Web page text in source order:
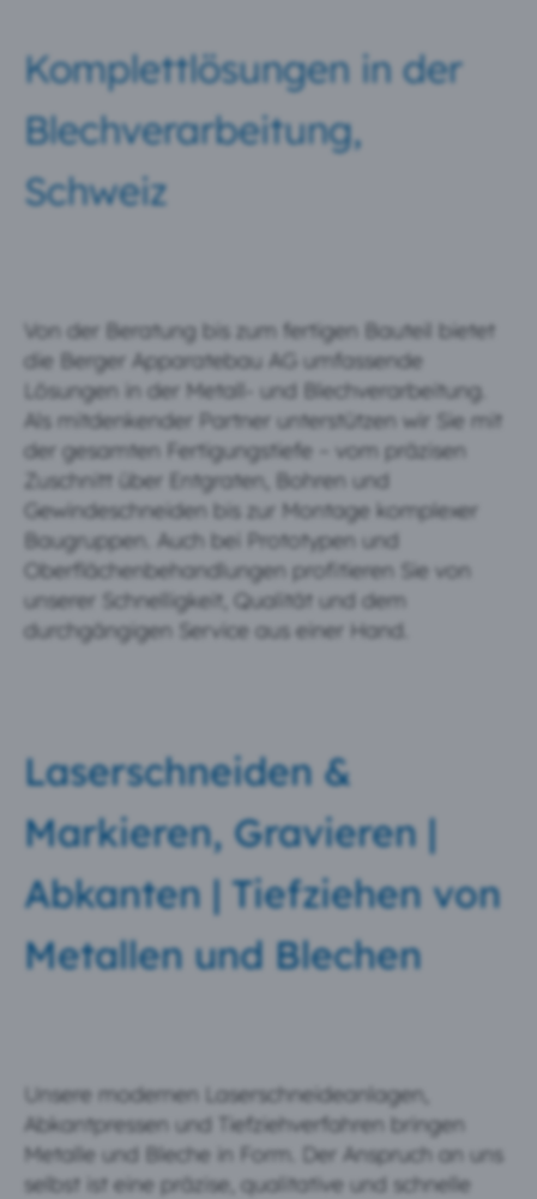
Komplettlösungen in der
Blechverarbeitung,
Schweiz
Von der Beratung bis zum fertigen Bauteil bietet
die Berger Apparatebau AG umfassende
Lösungen in der Metall- und Blechverarbeitung.
Als mitdenkender Partner unterstützen wir Sie mit
der gesamten Fertigungstiefe – vom präzisen
Zuschnitt über Entgraten, Bohren und
Gewindeschneiden bis zur Montage komplexer
Baugruppen. Auch bei Prototypen und
Oberflächenbehandlungen profitieren Sie von
unserer Schnelligkeit, Qualität und dem
durchgängigen Service aus einer Hand.
Laserschneiden &
Markieren, Gravieren |
Abkanten | Tiefziehen von
Metallen und Blechen
Unsere modernen Laserschneideanlagen,
Abkantpressen und Tiefziehverfahren bringen
Metalle und Bleche in Form. Der Anspruch an uns
selbst ist eine präzise, qualitative und schnelle